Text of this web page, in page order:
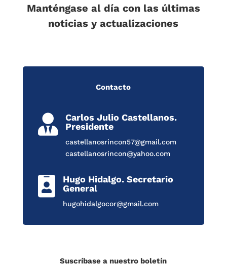
Manténgase al día con las últimas
noticias y actualizaciones
Contacto

Carlos Julio Castellanos.
Presidente
castellanosrincon57@gmail.com
castellanosrincon@yahoo.com

Hugo Hidalgo. Secretario
General
hugohidalgocor@gmail.com
Suscríbase a nuestro boletín